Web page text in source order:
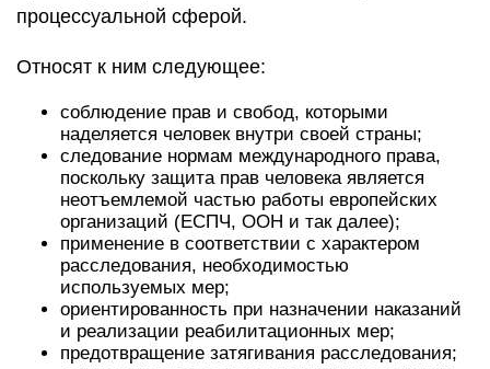
процессуальной сферой.
Относят к ним следующее:
соблюдение прав и свобод, которыми
наделяется человек внутри своей страны;
следование нормам международного права,
поскольку защита прав человека является
неотъемлемой частью работы европейских
организаций (ЕСПЧ, ООН и так далее);
применение в соответствии с характером
расследования, необходимостью
используемых мер;
ориентированность при назначении наказаний
и реализации реабилитационных мер;
предотвращение затягивания расследования;